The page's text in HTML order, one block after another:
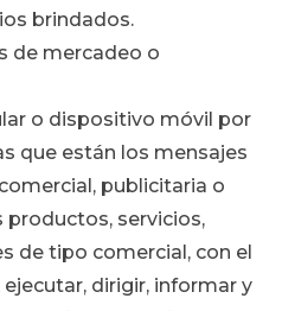
brindados.
de mercadeo o
o dispositivo móvil por
que están los mensajes
publicitaria o
servicios,
de tipo comercial, con el
dirigir, informar y